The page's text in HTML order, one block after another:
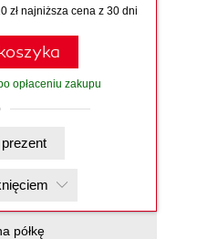
zł najniższa cena z 30 dni
opłaceniu zakupu
Kup na prezent
półkę